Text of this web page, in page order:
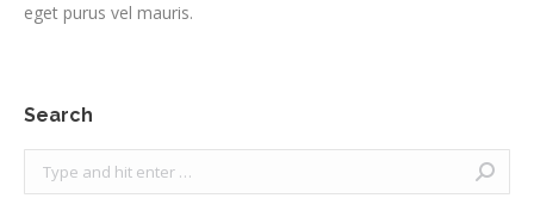
eget purus vel mauris.
Search
Search: